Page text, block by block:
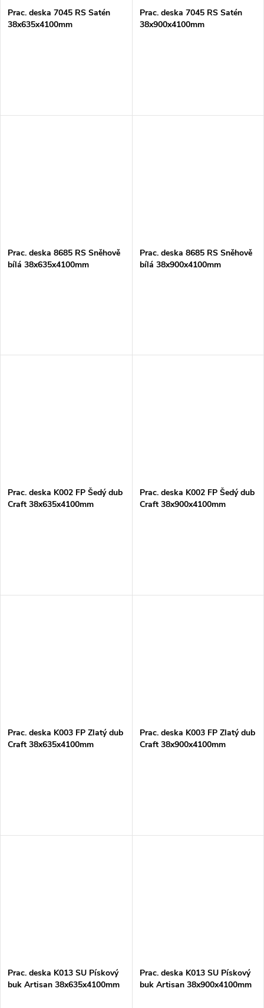
Prac. deska 7045 RS Satén
38x635x4100mm
Prac. deska 7045 RS Satén
38x900x4100mm
Prac. deska 8685 RS Sněhově
bílá 38x635x4100mm
Prac. deska 8685 RS Sněhově
bílá 38x900x4100mm
Prac. deska K002 FP Šedý dub
Craft 38x635x4100mm
Prac. deska K002 FP Šedý dub
Craft 38x900x4100mm
Prac. deska K003 FP Zlatý dub
Craft 38x635x4100mm
Prac. deska K003 FP Zlatý dub
Craft 38x900x4100mm
Prac. deska K013 SU Pískový
buk Artisan 38x635x4100mm
Prac. deska K013 SU Pískový
buk Artisan 38x900x4100mm